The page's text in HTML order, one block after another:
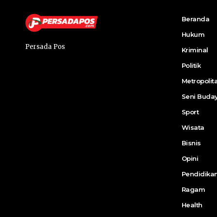
Persada Pos
Beranda
Hukum
Kriminal
Politik
Seni
Sport
Wisata
Bisnis
Opini
Ragam
Health